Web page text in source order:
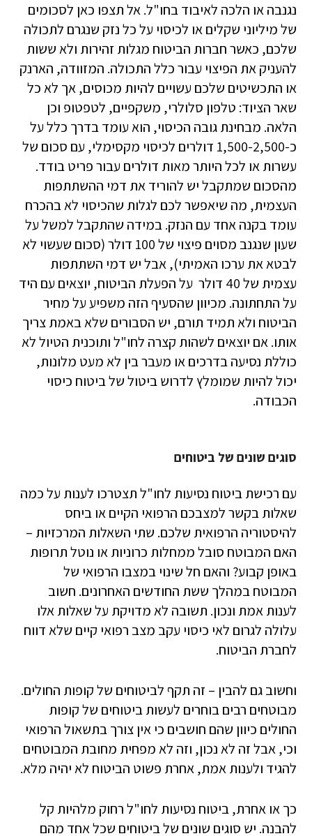
נגנבה או הלכה לאיבוד בחו"ל. אל תצפו כאן לסכומים
של מיליוני שקלים או לכיסוי על כל נזק שנגרם לתכולה
שלכם, כאשר חברות הביטוח מגלות זהירות ולא ששות
להעניק את הפיצוי עבור כלל התכולה. המזוודה, הארנק
או התכשיטים שלכם עשויים להיות מכוסים, אך לא כל
שאר הציוד: טלפון סלולרי, משקפיים, לטפטופ וכן
הלאה. מבחינת גובה הכיסוי, הוא עומד בדרך כלל על
כ-1,500-2,500 דולרים לכיסוי מקסימלי, עם סכום של
עשרות או לכל היותר מאות דולרים עבור פריט בודד.
מהסכום שמתקבל יש להוריד את דמי ההשתתפות
העצמית, מה שיאפשר לכם לגלות שהכיסוי לא בהכרח
עומד בקנה אחד עם הנזק. במידה שהתקבל למשל על
שעון שנגנב מסוים פיצוי של 100 דולר (סכום שעשוי לא
לבטא את ערכו האמיתי), אבל יש דמי השתתפות
עצמית של 40 דולר על הפעלת הביטוח, יוצאים עם היד
על התחתונה. מכיוון שהסעיף הזה משפיע על מחיר
הביטוח ולא תמיד תורם, יש הסבורים שלא באמת צריך
אותו. אם יוצאים לשהות קצרה לחו"ל ותוכנית הטיול לא
כוללת נסיעה בדרכים או מעבר בין לא מעט מלונות,
יכול להיות שמומלץ לדרוש ביטול של ביטוח כיסוי
הכבודה.
סוגים שונים של ביטוחים
עם רכישת ביטוח נסיעות לחו"ל תצטרכו לענות על כמה
שאלות בקשר למצבכם הרפואי הקיים או ביחס
להיסטוריה הרפואית שלכם. שתי השאלות המרכזיות –
האם המבוטח סובל ממחלות כרוניות או נוטל תרופות
באופן קבוע? והאם חל שינוי במצבו הרפואי של
המבוטח במהלך ששת החודשים האחרונים. חשוב
לענות אמת ונכון. תשובה לא מדויקת על שאלות אלו
עלולה לגרום לאי כיסוי עקב מצב רפואי קיים שלא דווח
לחברת הביטוח.
וחשוב גם להבין – זה תקף לביטוחים של קופות החולים.
מבוטחים רבים בוחרים לעשות ביטוחים של קופות
החולים כיוון שהם חושבים כי אין צורך בתשאול הרפואי
וכי, אבל זה לא נכון, וזה לא מפחית מחובת המבוטחים
להגיד ולענות אמת, אחרת פשוט הביטוח לא יהיה מלא.
כך או אחרת, ביטוח נסיעות לחו"ל רחוק מלהיות קל
להבנה. יש סוגים שונים של ביטוחים שכל אחד מהם